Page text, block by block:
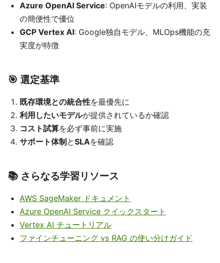
Azure OpenAI Service: OpenAIモデルの利用、実装
の簡便性で優位
GCP Vertex AI: Google独自モデル、MLOps機能の充
実度が特徴
🎯 選定基準
既存環境との統合性を最優先に
利用したいモデルが提供されているか確認
コスト試算を必ず事前に実施
サポート体制 とSLAを確認
📚 さらなる学習リソース
AWS SageMaker ドキュメント
Azure OpenAI Service クイックスタート
Vertex AI チュートリアル
ファインチューニング vs RAG の使い分けガイド